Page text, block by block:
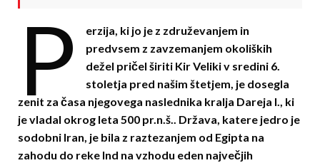
P
erzija, ki jo je z združevanjem in
predvsem z zavzemanjem okoliških
dežel pričel širiti Kir Veliki v sredini 6.
stoletja pred našim štetjem, je dosegla
zenit za časa njegovega naslednika kralja Dareja I., ki
je vladal okrog leta 500 pr.n.š.. Država, katere jedro je
sodobni Iran, je bila z raztezanjem od Egipta na
zahodu do reke Ind na vzhodu eden največjih